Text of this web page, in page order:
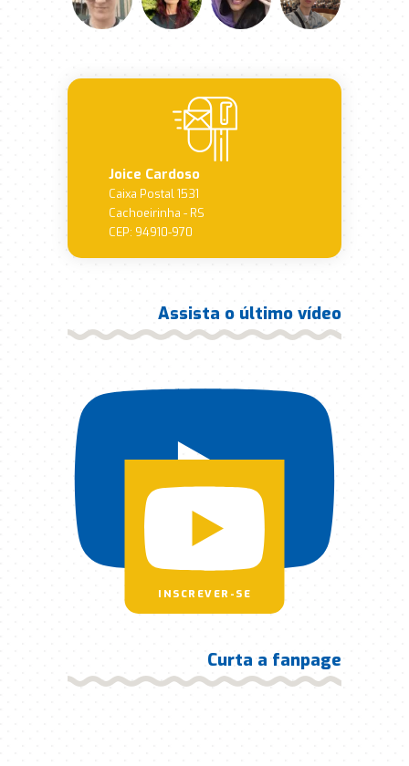
Joice Cardoso
Caixa Postal 1531
Cachoeirinha - RS
CEP: 94910-970
Assista o último vídeo
INSCREVER-SE
Curta a fanpage